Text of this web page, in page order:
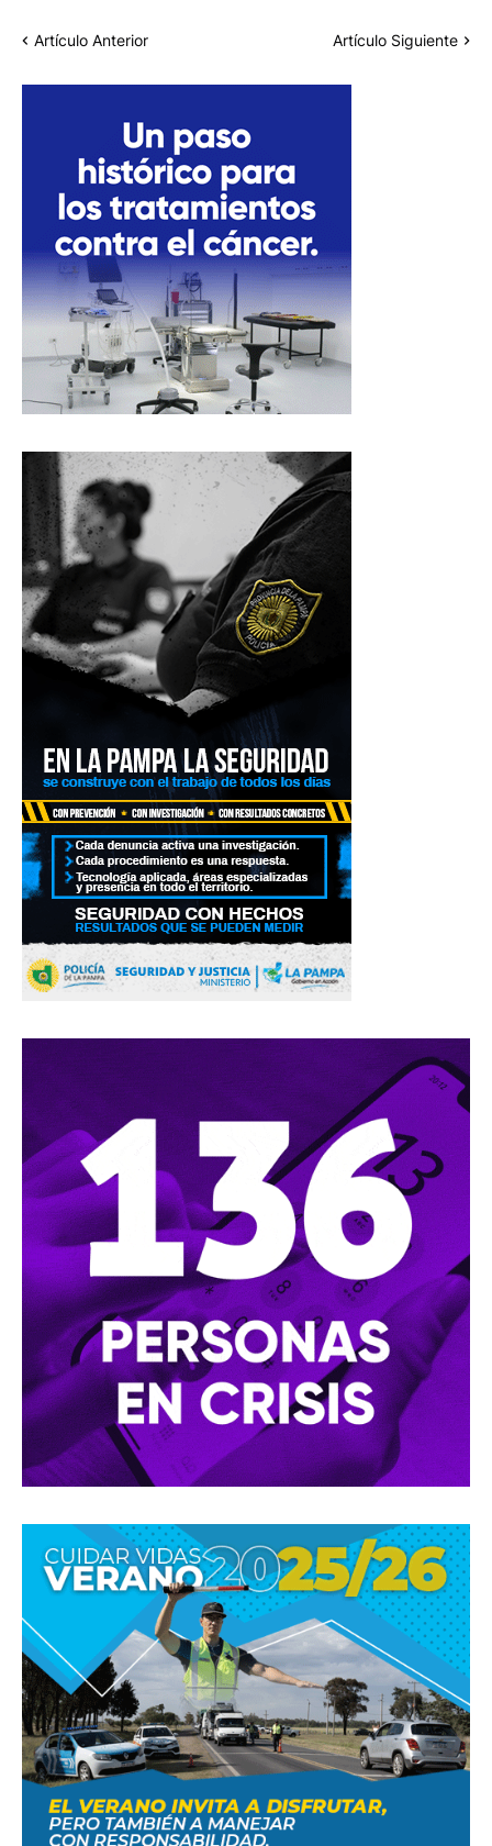
Artículo Anterior Artículo Siguiente